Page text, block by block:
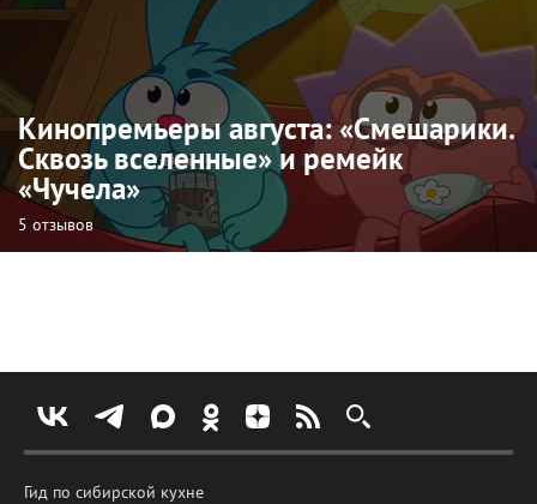
Кинопремьеры августа: «Смешарики.
Сквозь вселенные» и ремейк
«Чучела»
5 отзывов
Гид по сибирской кухне